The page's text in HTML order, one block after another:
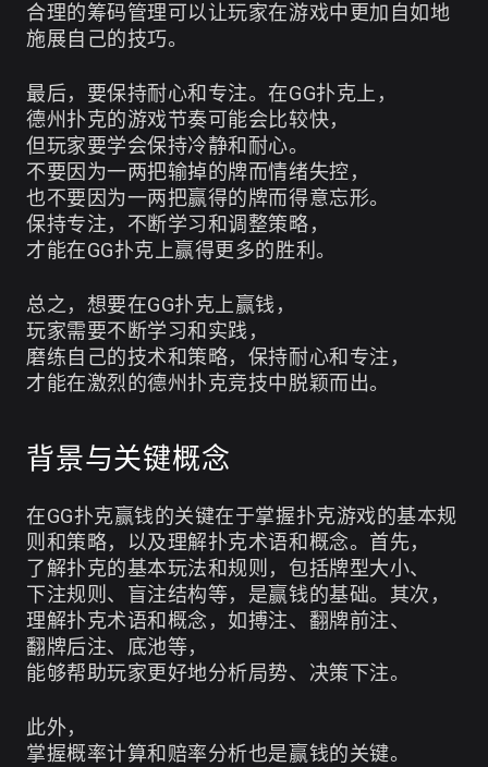
合理的筹码管理可以让玩家在游戏中更加自如地
施展自己的技巧。
最后，要保持耐心和专注。在GG扑克上，
德州扑克的游戏节奏可能会比较快，
但玩家要学会保持冷静和耐心。
不要因为一两把输掉的牌而情绪失控，
也不要因为一两把赢得的牌而得意忘形。
保持专注，不断学习和调整策略，
才能在GG扑克上赢得更多的胜利。
总之，想要在GG扑克上赢钱，
玩家需要不断学习和实践，
磨练自己的技术和策略，保持耐心和专注，
才能在激烈的德州扑克竞技中脱颖而出。
背景与关键概念
在GG扑克赢钱的关键在于掌握扑克游戏的基本规
则和策略，以及理解扑克术语和概念。首先，
了解扑克的基本玩法和规则，包括牌型大小、
下注规则、盲注结构等，是赢钱的基础。其次，
理解扑克术语和概念，如搏注、翻牌前注、
翻牌后注、底池等，
能够帮助玩家更好地分析局势、决策下注。
此外，
掌握概率计算和赔率分析也是赢钱的关键。